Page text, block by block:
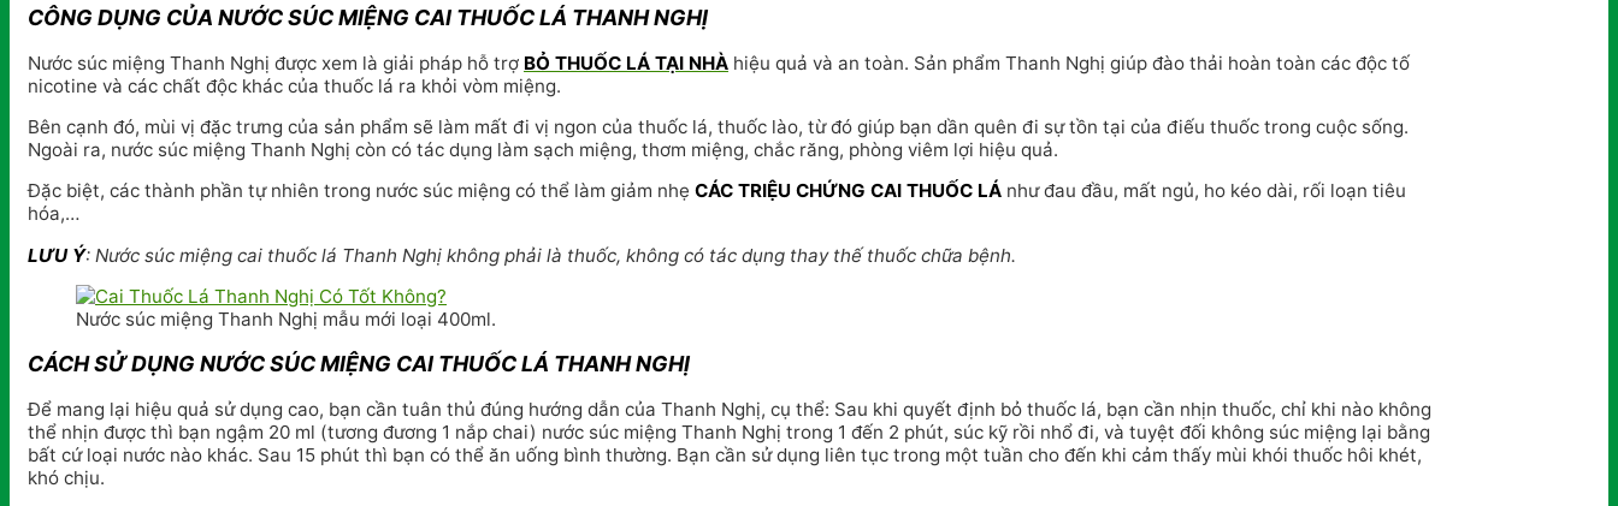
CÔNG DỤNG CỦA NƯỚC SÚC MIỆNG CAI THUỐC LÁ THANH NGHỊ
Nước súc miệng Thanh Nghị được xem là giải pháp hỗ trợ BỎ THUỐC LÁ TẠI NHÀ hiệu quả và an toàn. Sản phẩm Thanh Nghị giúp đào thải hoàn toàn các độc tố
nicotine và các chất độc khác của thuốc lá ra khỏi vòm miệng.
Bên cạnh đó, mùi vị đặc trưng của sản phẩm sẽ làm mất đi vị ngon của thuốc lá, thuốc lào, từ đó giúp bạn dần quên đi sự tồn tại của điếu thuốc trong cuộc sống.
Ngoài ra, nước súc miệng Thanh Nghị còn có tác dụng làm sạch miệng, thơm miệng, chắc răng, phòng viêm lợi hiệu quả.
Đặc biệt, các thành phần tự nhiên trong nước súc miệng có thể làm giảm nhẹ CÁC TRIỆU CHỨNG CAI THUỐC LÁ như đau đầu, mất ngủ, ho kéo dài, rối loạn tiêu
hóa,…
LƯU Ý: Nước súc miệng cai thuốc lá Thanh Nghị không phải là thuốc, không có tác dụng thay thế thuốc chữa bệnh.
Nước súc miệng Thanh Nghị mẫu mới loại 400ml.
CÁCH SỬ DỤNG NƯỚC SÚC MIỆNG CAI THUỐC LÁ THANH NGHỊ
Để mang lại hiệu quả sử dụng cao, bạn cần tuân thủ đúng hướng dẫn của Thanh Nghị, cụ thể: Sau khi quyết định bỏ thuốc lá, bạn cần nhịn thuốc, chỉ khi nào không
thể nhịn được thì bạn ngậm 20 ml (tương đương 1 nắp chai) nước súc miệng Thanh Nghị trong 1 đến 2 phút, súc kỹ rồi nhổ đi, và tuyệt đối không súc miệng lại bằng
bất cứ loại nước nào khác. Sau 15 phút thì bạn có thể ăn uống bình thường. Bạn cần sử dụng liên tục trong một tuần cho đến khi cảm thấy mùi khói thuốc hôi khét,
khó chịu.